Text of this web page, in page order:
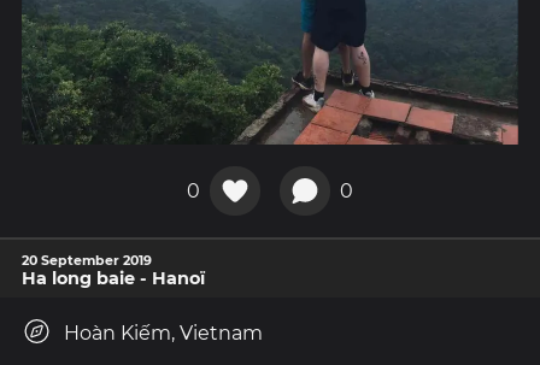
0 0
20 September 2019
Ha long baie - Hanoï
Hoàn Kiếm, Vietnam